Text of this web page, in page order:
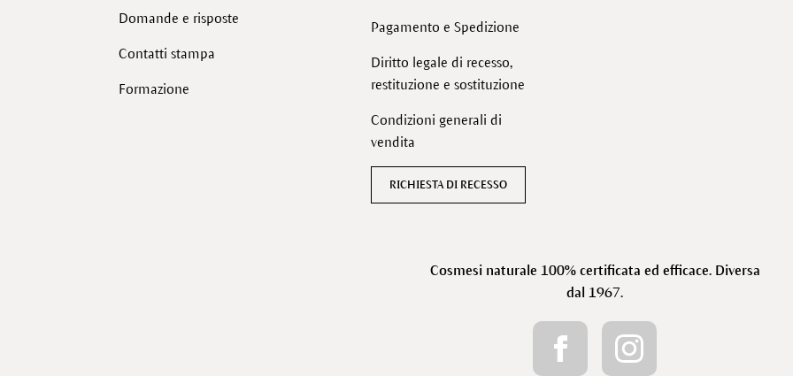
Domande e risposte
Contatti stampa
Formazione
Pagamento e Spedizione
Diritto legale di recesso,
restituzione e sostituzione
Condizioni generali di
vendita
RICHIESTA DI RECESSO
Cosmesi naturale 100% certificata ed efficace. Diversa
dal 1967.